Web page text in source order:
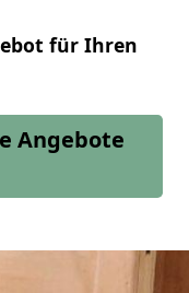
für Ihren
Angebote